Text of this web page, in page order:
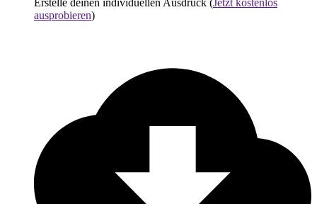
Erstelle deinen individuellen Ausdruck (Jetzt kostenlos
ausprobieren)